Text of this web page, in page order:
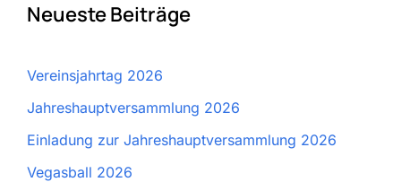
Neueste Beiträge
Vereinsjahrtag 2026
Jahreshauptversammlung 2026
Einladung zur Jahreshauptversammlung 2026
Vegasball 2026